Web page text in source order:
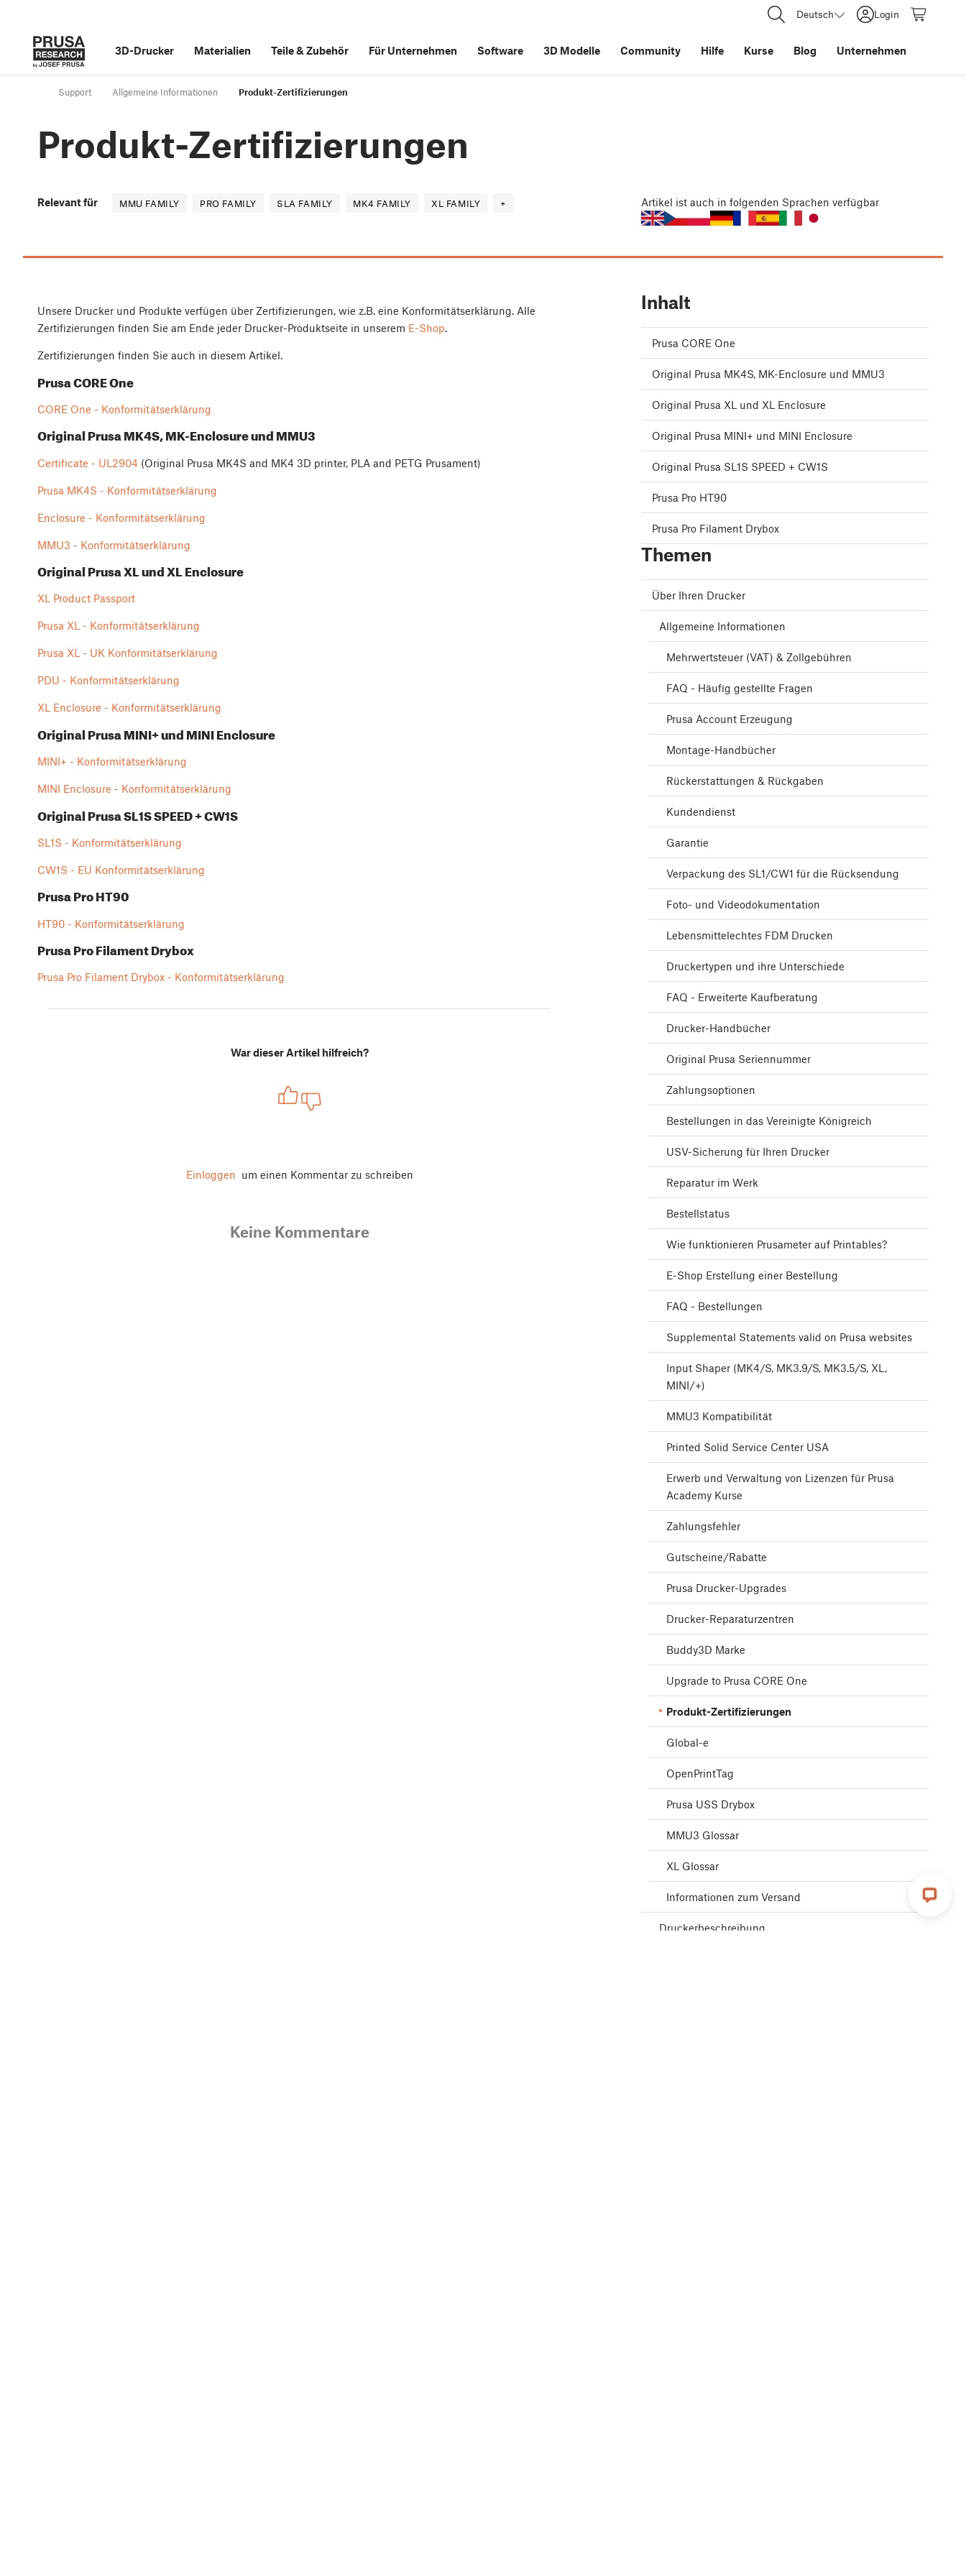
Deutsch Login
3D-Drucker Materialien Teile&Zubehör Für Unternehmen Software 3D Modelle Community Hilfe Kurse Blog Unternehmen
Support Allgemeine Informationen Produkt-Zertifizierungen
Produkt-Zertifizierungen
Relevant für MMU FAMILY PRO FAMILY SLA FAMILY MK4 FAMILY XL FAMILY + Artikel ist auch in folgenden Sprachen verfügbar
Unsere Drucker und Produkte verfügen über Zertifizierungen, wie z.B. eine Konformitätserklärung. Alle
Zertifizierungen finden Sie am Ende jeder Drucker-Produktseite in unserem E-Shop.
Zertifizierungen finden Sie auch in diesem Artikel.
Prusa CORE One
CORE One - Konformitätserklärung
Original Prusa MK4S, MK-Enclosure und MMU3
Certificate - UL2904 (Original Prusa MK4S and MK4 3D printer, PLA and PETG Prusament)
Prusa MK4S - Konformitätserklärung
Enclosure - Konformitätserklärung
MMU3 - Konformitätserklärung
Original Prusa XL und XL Enclosure
XL Product Passport
Prusa XL - Konformitätserklärung
Prusa XL - UK Konformitätserklärung
PDU - Konformitätserklärung
XL Enclosure - Konformitätserklärung
Original Prusa MINI+ und MINI Enclosure
MINI+ - Konformitätserklärung
MINI Enclosure - Konformitätserklärung
Original Prusa SL1S SPEED + CW1S
SL1S - Konformitätserklärung
CW1S - EU Konformitätserklärung
Prusa Pro HT90
HT90 - Konformitätserklärung
Prusa Pro Filament Drybox
Prusa Pro Filament Drybox - Konformitätserklärung
War dieser Artikel hilfreich?
Einloggen um einen Kommentar zu schreiben
Keine Kommentare
Inhalt
Prusa CORE One
Original Prusa MK4S, MK-Enclosure und MMU3
Original Prusa XL und XL Enclosure
Original Prusa MINI+ und MINI Enclosure
Original Prusa SL1S SPEED + CW1S
Prusa Pro HT90
Prusa Pro Filament Drybox
Themen
Über Ihren Drucker
Allgemeine Informationen
Mehrwertsteuer (VAT) & Zollgebühren
FAQ - Häufig gestellte Fragen
Prusa Account Erzeugung
Montage-Handbücher
Rückerstattungen & Rückgaben
Kundendienst
Garantie
Verpackung des SL1/CW1 für die Rücksendung
Foto- und Videodokumentation
Lebensmittelechtes FDM Drucken
Druckertypen und ihre Unterschiede
FAQ - Erweiterte Kaufberatung
Drucker-Handbücher
Original Prusa Seriennummer
Zahlungsoptionen
Bestellungen in das Vereinigte Königreich
USV-Sicherung für Ihren Drucker
Reparatur im Werk
Bestellstatus
Wie funktionieren Prusameter auf Printables?
E-Shop Erstellung einer Bestellung
FAQ - Bestellungen
Supplemental Statements valid on Prusa websites
Input Shaper (MK4/S, MK3.9/S, MK3.5/S, XL,
MINI/+)
MMU3 Kompatibilität
Printed Solid Service Center USA
Erwerb und Verwaltung von Lizenzen für Prusa
Academy Kurse
Zahlungsfehler
Gutscheine/Rabatte
Prusa Drucker-Upgrades
Drucker-Reparaturzentren
Buddy3D Marke
Upgrade to Prusa CORE One
Produkt-Zertifizierungen
Global-e
OpenPrintTag
Prusa USS Drybox
MMU3 Glossar
XL Glossar
Informationen zum Versand
Druckerbeschreibung